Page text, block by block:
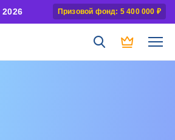
2026 Призовой фонд: 5 400 000 ₽